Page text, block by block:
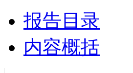
报告目录
内容概括